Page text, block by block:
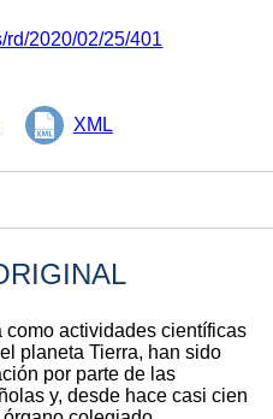
rd/2020/02/25/401
XML
como actividades científicas
planeta Tierra, han sido
por parte de las
y, desde hace casi cien